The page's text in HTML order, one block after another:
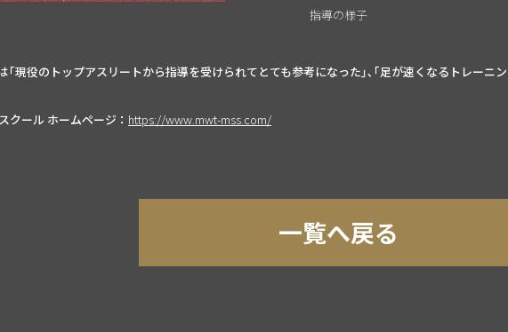
指導の様子
｢現役のトップアスリートから指導を受けられてとても参考になった｣､｢足が速くなるトレーニ
クール ホームページ： https://www.mwt-mss.com/
一覧へ戻る